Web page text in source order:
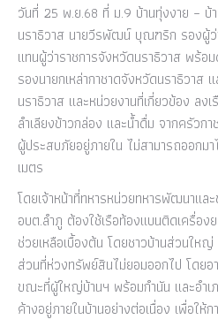
วันที่ 25 พ.ย.68 ที่ ม.9 บ้านทุ่งงาย – บ้
นราธิวาส นายวีรพัฒน์ บุณฑริก รองผู้ว่
แทนผู้ว่าราชการจังหวัดนราธิวาส พร้
รองนายกเหล่ากาชาดจังหวัดนราธิวาส
นราธิวาส และหน่วยงานที่เกี่ยวข้อง ลง
ลำเลียงข้าวกล่อง และน้ำดื่ม จากครัวก
ผู้ประสบภัยอยู่ภายใน ไม่สามารถออกม
เมตร
โดยเจ้าหน้าที่ทหารหน่วยทหารพัฒนาแ
อบต.ลำภู ต้องใช้เรือท้องแบนติดเครื่อง
ช่วยเหลือเบื้องต้น โดยชาวบ้านส่วนใ
ส่วนที่ห่วงทรัพย์สินไม่ยอมออกไป โดย
ขณะที่ผูัใหญ่บ้านฯ พร้อมกำนัน และอำ
ค้างอยู่ภายในบ้านอย่างต่อเนื่อง เพื่อให้ก